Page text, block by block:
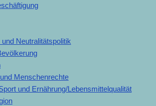
Neutralitätspolitik
Menschenrechte
und Ernährung/Lebensmittelqualität